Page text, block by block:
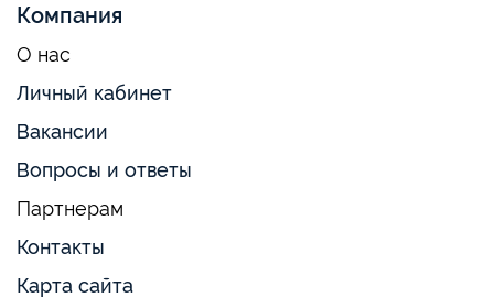
Компания
О нас
Личный кабинет
Вакансии
Вопросы и ответы
Партнерам
Контакты
Карта сайта